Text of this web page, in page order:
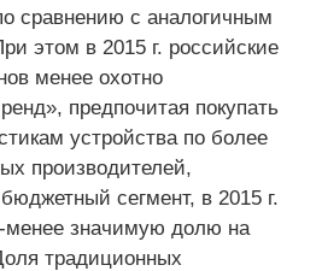
сравнению с аналогичным
этом в 2015 г. российские
менее охотно
предпочитая покупать
устройства по более
производителей,
сегмент, в 2015 г.
менее значимую долю на
традиционных